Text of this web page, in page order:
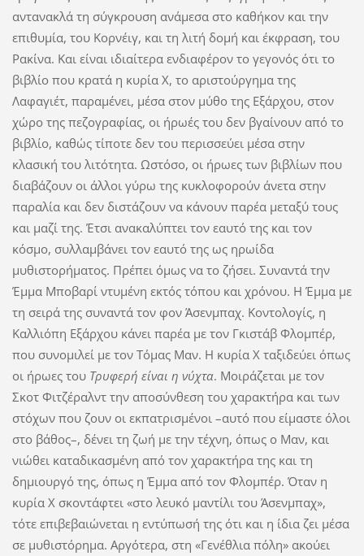
αντανακλά τη σύγκρουση ανάμεσα στο καθήκον και την
επιθυμία, του Κορνέιγ, και τη λιτή δομή και έκφραση, του
Ρακίνα. Και είναι ιδιαίτερα ενδιαφέρον το γεγονός ότι το
βιβλίο που κρατά η κυρία Χ, το αριστούργημα της
Λαφαγιέτ, παραμένει, μέσα στον μύθο της Εξάρχου, στον
χώρο της πεζογραφίας, οι ήρωές του δεν βγαίνουν από το
βιβλίο, καθώς τίποτε δεν του περισσεύει μέσα στην
κλασική του λιτότητα. Ωστόσο, οι ήρωες των βιβλίων που
διαβάζουν οι άλλοι γύρω της κυκλοφορούν άνετα στην
παραλία και δεν διστάζουν να κάνουν παρέα μεταξύ τους
και μαζί της. Έτσι ανακαλύπτει τον εαυτό της και τον
κόσμο, συλλαμβάνει τον εαυτό της ως ηρωίδα
μυθιστορήματος. Πρέπει όμως να το ζήσει. Συναντά την
Έμμα Μποβαρί ντυμένη εκτός τόπου και χρόνου. Η Έμμα με
τη σειρά της συναντά τον φον Άσενμπαχ. Κοντολογίς, η
Καλλιόπη Εξάρχου κάνει παρέα με τον Γκιστάβ Φλομπέρ,
που συνομιλεί με τον Τόμας Μαν. Η κυρία Χ ταξιδεύει όπως
οι ήρωες τουΤρυφερή είναι η νύχτα. Μοιράζεται με τον
Σκοτ Φιτζέραλντ την αποσύνθεση του χαρακτήρα και των
στόχων που ζουν οι εκπατρισμένοι –αυτό που είμαστε όλοι
στο βάθος–, δένει τη ζωή με την τέχνη, όπως ο Μαν, και
νιώθει καταδικασμένη από τον χαρακτήρα της και τη
δημιουργό της, όπως η Έμμα από τον Φλομπέρ. Όταν η
κυρία Χ σκοντάφτει «στο λευκό μαντίλι του Άσενμπαχ»,
τότε επιβεβαιώνεται η εντύπωσή της ότι και η ίδια ζει μέσα
σε μυθιστόρημα. Αργότερα, στη «Γενέθλια πόλη» ακούει